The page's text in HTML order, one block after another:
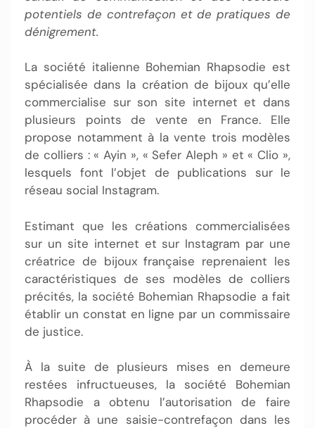
potentiels de contrefaçon et de pratiques de
dénigrement.
La société italienne Bohemian Rhapsodie est
spécialisée dans la création de bijoux qu’elle
commercialise sur son site internet et dans
plusieurs points de vente en France. Elle
propose notamment à la vente trois modèles
de colliers : « Ayin », « Sefer Aleph » et « Clio »,
lesquels font l’objet de publications sur le
réseau social Instagram.
Estimant que les créations commercialisées
sur un site internet et sur Instagram par une
créatrice de bijoux française reprenaient les
caractéristiques de ses modèles de colliers
précités, la société Bohemian Rhapsodie a fait
établir un constat en ligne par un commissaire
de justice.
À la suite de plusieurs mises en demeure
restées infructueuses, la société Bohemian
Rhapsodie a obtenu l’autorisation de faire
procéder à une saisie-contrefaçon dans les